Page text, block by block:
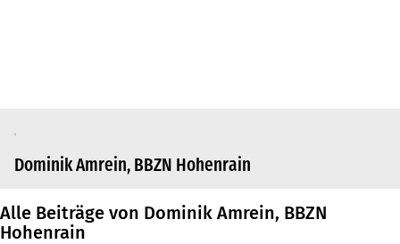
Dominik Amrein, BBZN Hohenrain
Alle Beiträge von Dominik Amrein, BBZN
Hohenrain